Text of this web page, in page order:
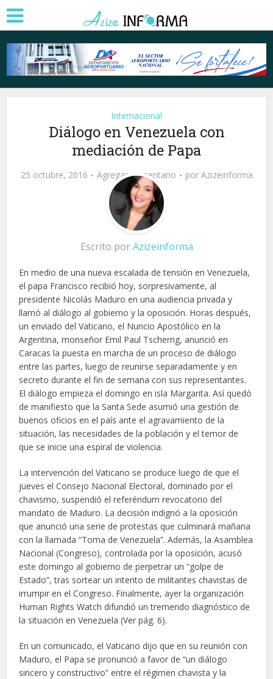
Internacional
Diálogo en Venezuela con
mediación de Papa
25 octubre, 2016 Agregar comentario por Azizeinforma
Escrito porAzizeinforma
En medio de una nueva escalada de tensión en Venezuela,
el papa Francisco recibió hoy, sorpresivamente, al
presidente Nicolás Maduro en una audiencia privada y
llamó al diálogo al gobierno y la oposición. Horas después,
un enviado del Vaticano, el Nuncio Apostólico en la
Argentina, monseñor Emil Paul Tscherrig, anunció en
Caracas la puesta en marcha de un proceso de diálogo
entre las partes, luego de reunirse separadamente y en
secreto durante el fin de semana con sus representantes.
El diálogo empieza el domingo en isla Margarita. Así quedó
de manifiesto que la Santa Sede asumió una gestión de
buenos oficios en el país ante el agravamiento de la
situación, las necesidades de la población y el temor de
que se inicie una espiral de violencia.
La intervención del Vaticano se produce luego de que el
jueves el Consejo Nacional Electoral, dominado por el
chavismo, suspendió el referéndum revocatorio del
mandato de Maduro. La decisión indignó a la oposición
que anunció una serie de protestas que culminará mañana
con la llamada “Toma de Venezuela”. Además, la Asamblea
Nacional (Congreso), controlada por la oposición, acusó
este domingo al gobierno de perpetrar un “golpe de
Estado”, tras sortear un intento de militantes chavistas de
irrumpir en el Congreso. Finalmente, ayer la organización
Human Rights Watch difundió un tremendo diagnóstico de
la situación en Venezuela (Ver pág. 6).
En un comunicado, el Vaticano dijo que en su reunión con
Maduro, el Papa se pronunció a favor de “un diálogo
sincero y constructivo” entre el régimen chavista y la